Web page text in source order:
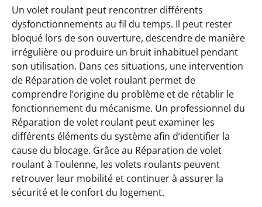
Un volet roulant peut rencontrer différents
dysfonctionnements au fil du temps. Il peut rester
bloqué lors de son ouverture, descendre de manière
irrégulière ou produire un bruit inhabituel pendant
son utilisation. Dans ces situations, une intervention
de Réparation de volet roulant permet de
comprendre l’origine du problème et de rétablir le
fonctionnement du mécanisme. Un professionnel du
Réparation de volet roulant peut examiner les
différents éléments du système afin d’identifier la
cause du blocage. Grâce au Réparation de volet
roulant à Toulenne, les volets roulants peuvent
retrouver leur mobilité et continuer à assurer la
sécurité et le confort du logement.